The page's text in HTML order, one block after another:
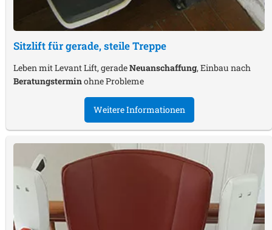
Sitzlift für gerade, steile Treppe
Leben mit Levant Lift, geradeNeuanschaffung, Einbau nach
Beratungsterminohne Probleme
Weitere Informationen